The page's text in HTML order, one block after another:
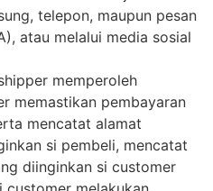
telepon, maupun pesan
atau melalui media sosial
memperoleh
memastikan pembayaran
mencatat alamat
si pembeli, mencatat
diinginkan si customer